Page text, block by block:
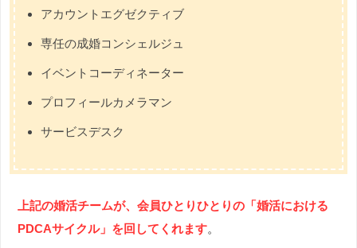
アカウントエグゼクティブ
専任の成婚コンシェルジュ
イベントコーディネーター
プロフィールカメラマン
サービスデスク
上記の婚活チームが、会員ひとりひとりの「婚活における
PDCAサイクル」を回してくれます。